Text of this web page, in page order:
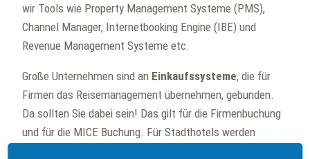
wir Tools wie Property Management Systeme (PMS),
Channel Manager, Internetbooking Engine (IBE) und
Revenue Management Systeme etc.
Große Unternehmen sind an Einkaufssysteme, die für
Firmen das Reisemanagement übernehmen, gebunden.
Da sollten Sie dabei sein! Das gilt für die Firmenbuchung
und für die MICE Buchung. Für Stadthotels werden